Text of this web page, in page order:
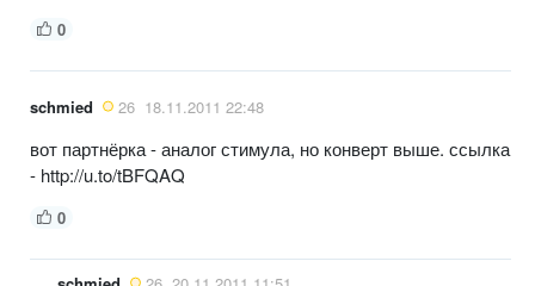
0
schmied 26 18.11.2011 22:48
вот партнёрка - аналог стимула, но конверт выше. ссылка
- http://u.to/tBFQAQ
0